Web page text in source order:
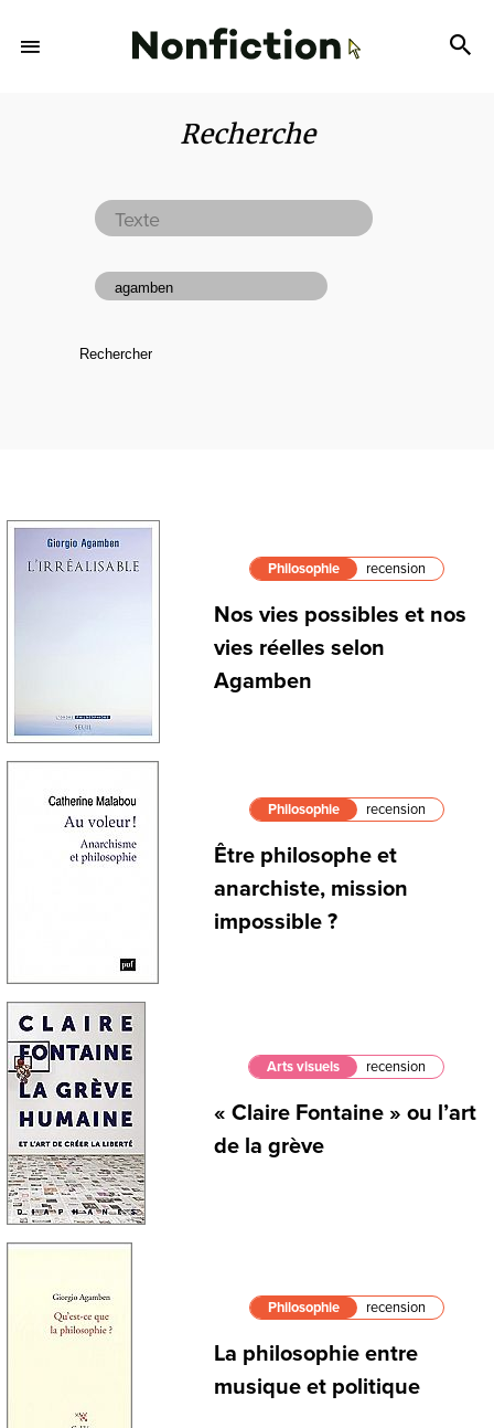
Recherche
Philosophie recension
Nos vies possibles et nos
vies réelles selon
Agamben
Philosophie recension
Être philosophe et
anarchiste, mission
impossible ?
Arts visuels recension
« Claire Fontaine » ou l’art
de la grève
Philosophie recension
La philosophie entre
musique et politique